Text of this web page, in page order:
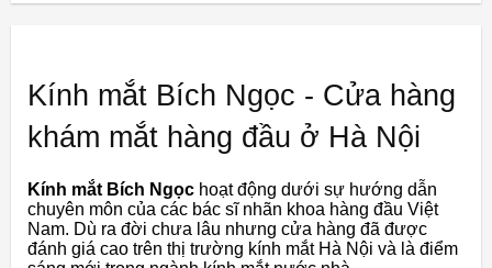
Kính mắt Bích Ngọc - Cửa hàng
khám mắt hàng đầu ở Hà Nội
Kính mắt Bích Ngọc hoạt động dưới sự hướng dẫn
chuyên môn của các bác sĩ nhãn khoa hàng đầu Việt
Nam. Dù ra đời chưa lâu nhưng cửa hàng đã được
đánh giá cao trên thị trường kính mắt Hà Nội và là điểm